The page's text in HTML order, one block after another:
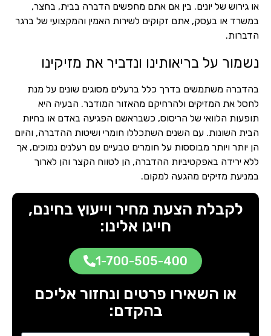
או גירוש של יונים. בין אם אתם מחפשים הדברה בבית, בחצר,
במשרד או בעסק, אתם זקוקים לשירות האמין והמקצועי של ברגר
הדברות.
נשמור על בריאותינו ונדביר את מזיקינו
בהדברה משתמשים בדרך כלל ברעלים מסוגים שונים על מנת
לחסל את המזיקים ולהרחיקם מהאזור המודבר. הבעיה היא
תופעות הלוואי של הריסוס, כשבראשם הפגיעה באדם או בחיות
הבית השונות. עם השנים השתכללו חומרי ושיטות ההדברה, והיום
הן יותר ויותר מבוססות על חומרים טבעיים עם רעלנים נמוכים, אך
ללא ירידה באפקטיביות ההדברה, הן לטווח הקצר והן לארוך
במניעת מזיקים מהגעה למקום.
לקבלת הצעת מחיר וייעוץ בחינם,
חייגו אלינו:
1-700-505-400
או השאירו פרטים ונחזור אליכם
בהקדם: